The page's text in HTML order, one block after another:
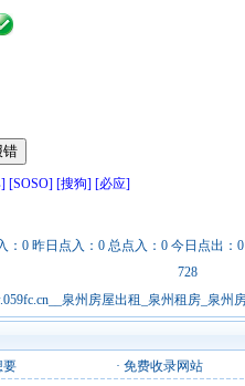
[SOSO] [搜狗] [必应]
：0 昨日点入：0 总点入：0 今日点出：
728
泉州房屋出租_泉州租房_泉州
要 · 免费收录网站